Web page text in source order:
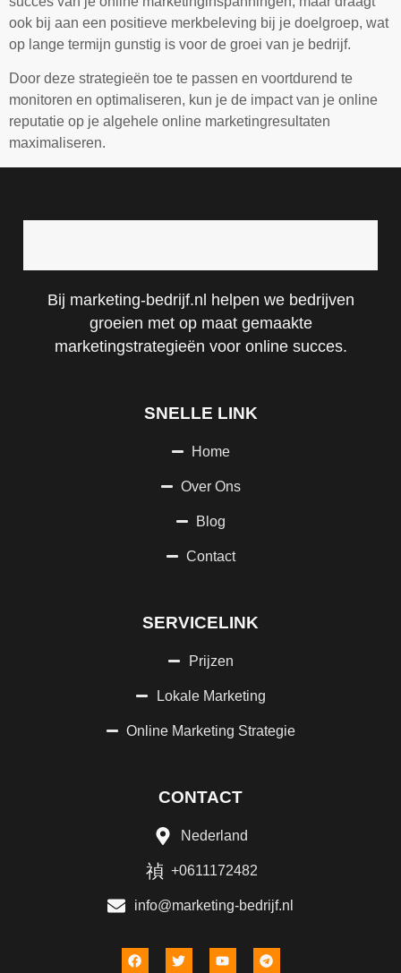
ook bij aan een positieve merkbeleving bij je doelgroep, wat
op lange termijn gunstig is voor de groei van je bedrijf.
Door deze strategieën toe te passen en voortdurend te
monitoren en optimaliseren, kun je de impact van je online
reputatie op je algehele online marketingresultaten
maximaliseren.
Bij marketing-bedrijf.nl helpen we bedrijven
groeien met op maat gemaakte
marketingstrategieën voor online succes.
SNELLE LINK
Home
Over Ons
Blog
Contact
SERVICELINK
Prijzen
Lokale Marketing
Online Marketing Strategie
CONTACT
Nederland
+0611172482
info@marketing-bedrijf.nl